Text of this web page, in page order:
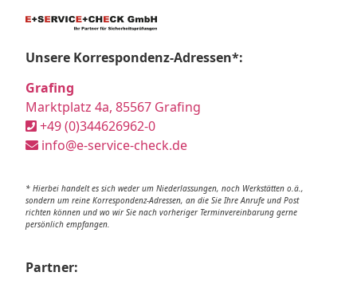
Unsere Korrespondenz-Adressen*:
Grafing
Marktplatz 4a, 85567 Grafing
+49 (0)344626962-0
info@e-service-check.de
* Hierbei handelt es sich weder um Niederlassungen, noch Werkstätten o.ä.,
sondern um reine Korrespondenz-Adressen, an die Sie Ihre Anrufe und Post
richten können und wo wir Sie nach vorheriger Terminvereinbarung gerne
persönlich empfangen.
Partner: